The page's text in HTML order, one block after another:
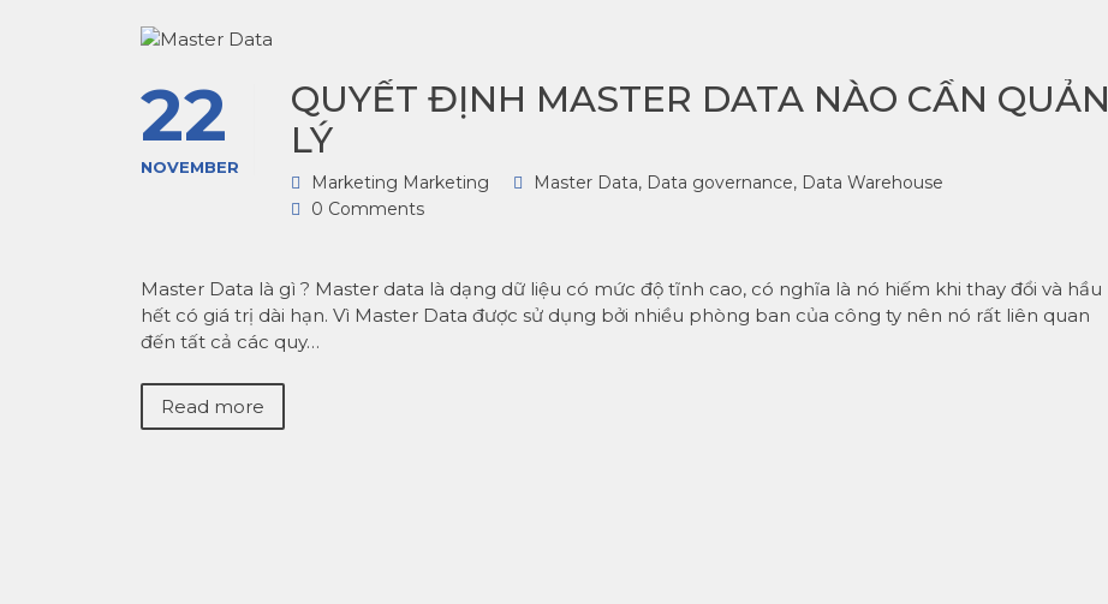
22
NOVEMBER
QUYẾT ĐỊNH MASTER DATA NÀO CẦN QUẢN
LÝ
Marketing Marketing Master Data, Data governance, Data Warehouse
0 Comments
Master Data là gì ? Master data là dạng dữ liệu có mức độ tĩnh cao, có nghĩa là nó hiếm khi thay đổi và hầu
hết có giá trị dài hạn. Vì Master Data được sử dụng bởi nhiều phòng ban của công ty nên nó rất liên quan
đến tất cả các quy…
Read more